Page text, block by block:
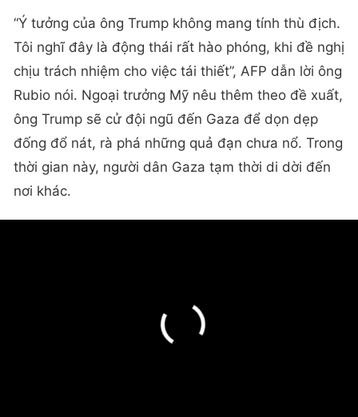
“Ý tưởng của ông Trump không mang tính thù địch.
Tôi nghĩ đây là động thái rất hào phóng, khi đề nghị
chịu trách nhiệm cho việc tái thiết”, AFP dẫn lời ông
Rubio nói. Ngoại trưởng Mỹ nêu thêm theo đề xuất,
ông Trump sẽ cử đội ngũ đến Gaza để dọn dẹp
đống đổ nát, rà phá những quả đạn chưa nổ. Trong
thời gian này, người dân Gaza tạm thời di dời đến
nơi khác.